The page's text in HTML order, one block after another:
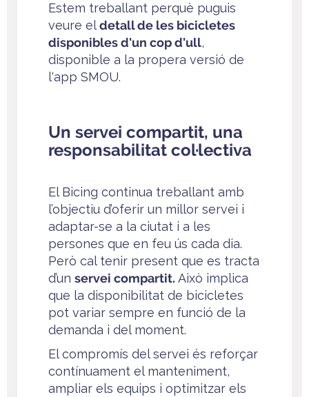
Estem treballant perquè puguis
veure eldetall de les bicicletes
disponibles d'un cop d'ull,
disponible a la propera versió de
l'app SMOU.
Un servei compartit, una
responsabilitat col·lectiva
El Bicing continua treballant amb
l’objectiu d’oferir un millor servei i
adaptar-se a la ciutat i a les
persones que en feu ús cada dia.
Però cal tenir present que es tracta
d’un servei compartit. Això implica
que la disponibilitat de bicicletes
pot variar sempre en funció de la
demanda i del moment.
El compromís del servei és reforçar
contínuament el manteniment,
ampliar els equips i optimitzar els